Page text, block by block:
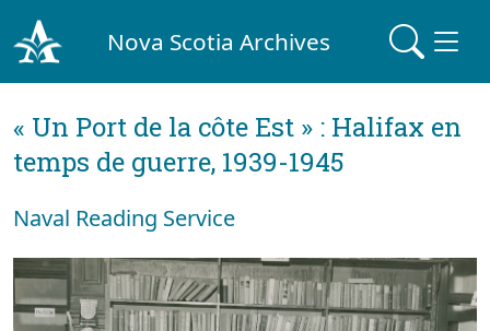
Nova Scotia Archives
« Un Port de la côte Est » : Halifax en
temps de guerre, 1939-1945
Naval Reading Service